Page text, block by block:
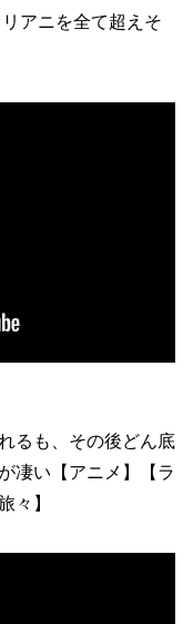
アニを全て超えそ
るも、その後どん底
凄い【アニメ】【ラ
々】